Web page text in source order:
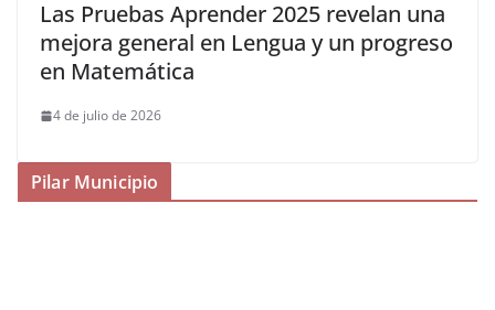
Las Pruebas Aprender 2025 revelan una
mejora general en Lengua y un progreso
en Matemática
4 de julio de 2026
Pilar Municipio